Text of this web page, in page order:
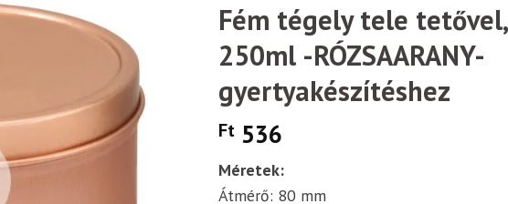
Kedvencekhez
Fém tégely tele tetővel,
250ml -RÓZSAARANY-
gyertyakészítéshez
Ft 536
Méretek:
Átmérő: 80 mm